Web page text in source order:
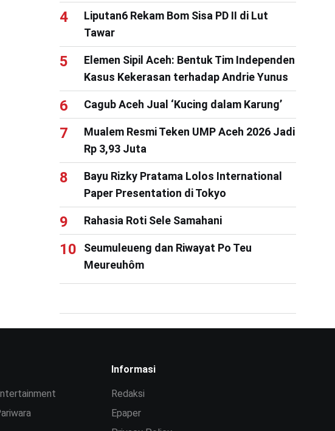
Liputan6 Rekam Bom Sisa PD II di Lut
Tawar
Elemen Sipil Aceh: Bentuk Tim Independen
Kasus Kekerasan terhadap Andrie Yunus
Cagub Aceh Jual ‘Kucing dalam Karung’
Mualem Resmi Teken UMP Aceh 2026 Jadi
Rp 3,93 Juta
Bayu Rizky Pratama Lolos International
Paper Presentation di Tokyo
Rahasia Roti Sele Samahani
Seumuleueng dan Riwayat Po Teu
Meureuhôm
Informasi
Redaksi
Epaper